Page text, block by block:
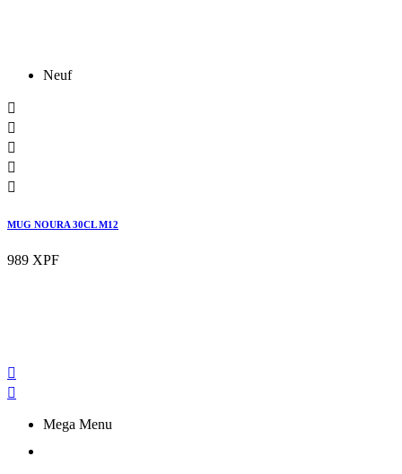
Neuf





MUG NOURA 30CL M12
989 XPF


Mega Menu